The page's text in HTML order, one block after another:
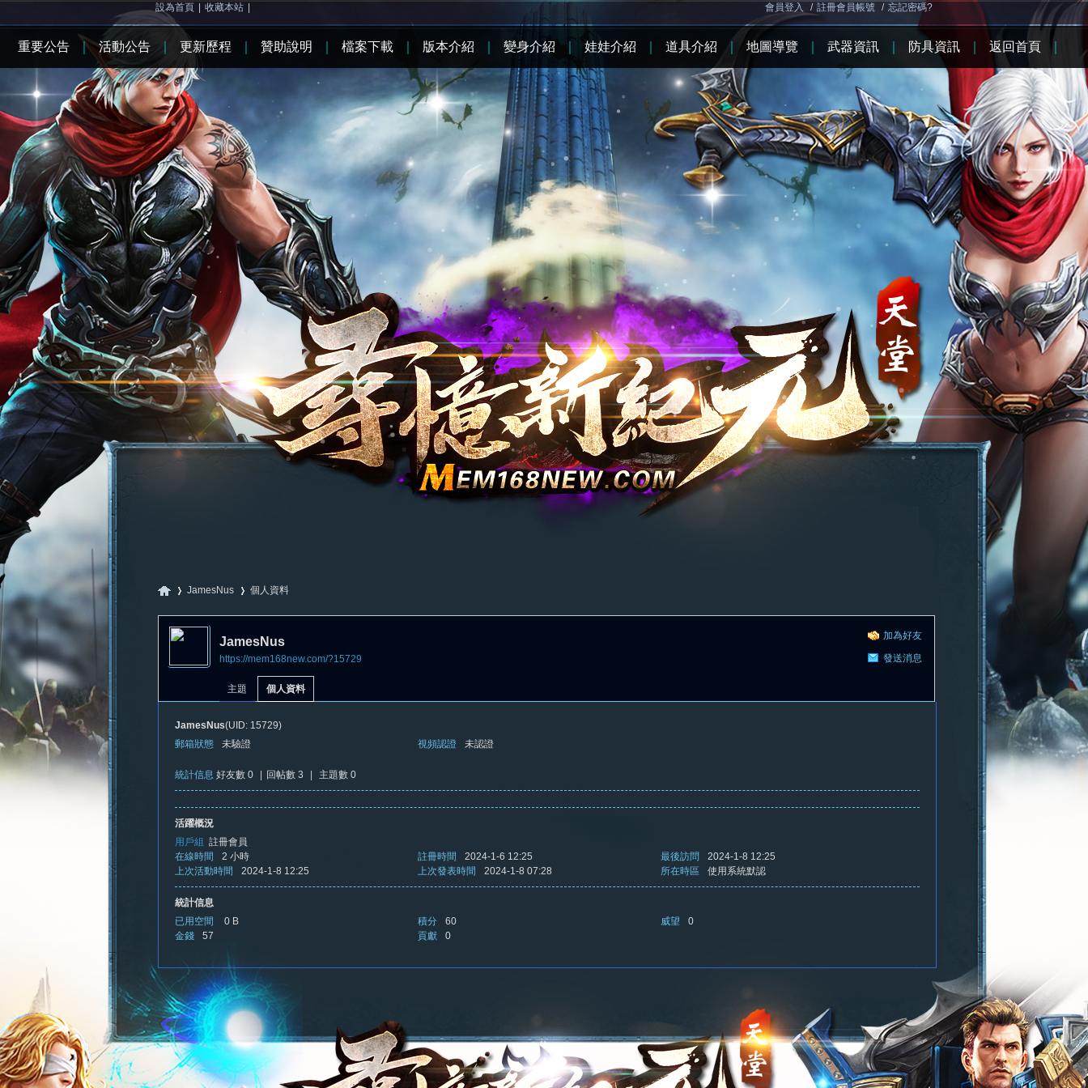
設為首頁 收藏本站 會員登入 / 註冊會員帳號 / 忘記密碼?
新
JamesNus
›
個人資料
加為好友
發送消息
JamesNus
https://mem168new.com/?15729
主題 個人資料
JamesNus(UID: 15729)
郵箱狀態
未驗證 視頻認證 未認證
統計信息 好友數 0 回帖數 3 主題數 0
活躍概況
用戶組 註冊會員
在線時間
2 小時 註冊時間 2024-1-6 12:25 最後訪問
2024-1-8 12:25
上次活動時間
2024-1-8 12:25 上次發表時間 2024-1-8 07:28 所在時區 使用系統默認
統計信息
已用空間
0 B 積分 60 威望
0
金錢
57 貢獻 0